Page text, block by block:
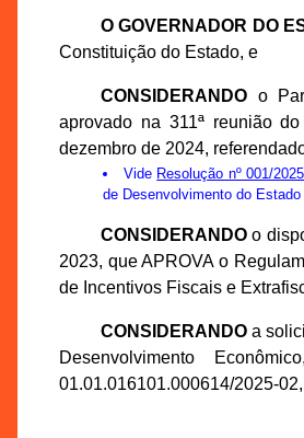
O GOVERNADOR DO
Constituição do Estado, e
CONSIDERANDOo
aprovado na 311ª reunião
dezembro de 2024,
Vide Resolução nº 001/
de Desenvolvimento do
CONSIDERANDOo
2023, que APROVA o
de Incentivos Fiscais e
CONSIDERANDOa
Desenvolvimento
01.01.016101.000614/2025-02,